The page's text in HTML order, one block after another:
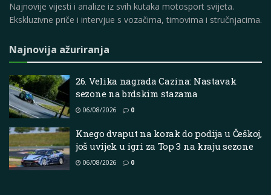
Najnovije vijesti i analize iz svih kutaka motosport svijeta.
Ekskluzivne priče i intervjue s vozačima, timovima i stručnjacima.
Najnovija ažuriranja
26. Velika nagrada Cazina: Nastavak
sezone na brdskim stazama
06/08/2026 0
Knego dvaput na korak do podija u Češkoj,
još uvijek u igri za Top 3 na kraju sezone
06/08/2026 0